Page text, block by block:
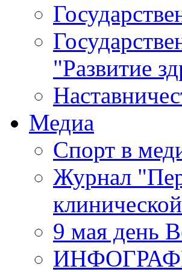
"Развитие
Медиа
Спорт в
Журнал
9 мая день